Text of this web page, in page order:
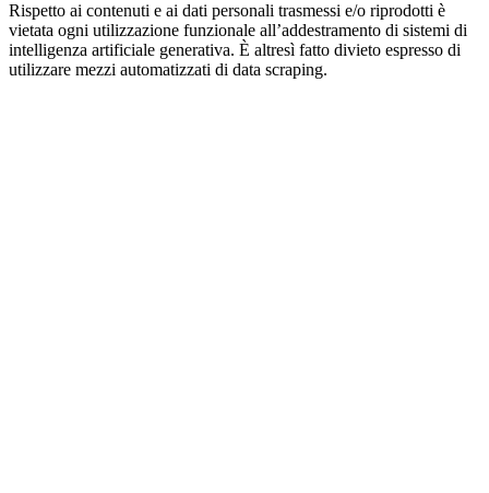
Rispetto ai contenuti e ai dati personali trasmessi e/o riprodotti è
vietata ogni utilizzazione funzionale all’addestramento di sistemi di
intelligenza artificiale generativa. È altresì fatto divieto espresso di
utilizzare mezzi automatizzati di data scraping.